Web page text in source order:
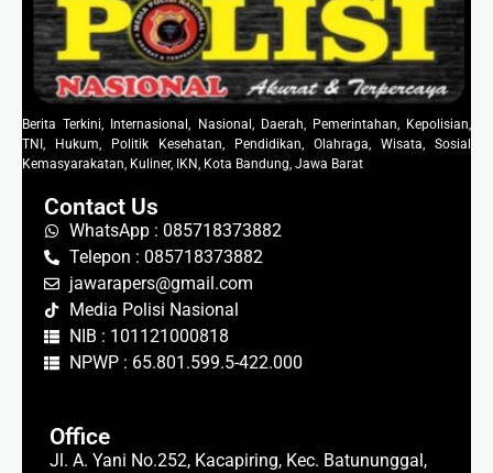
Berita Terkini, Internasional, Nasional, Daerah, Pemerintahan, Kepolisian,
TNI, Hukum, Politik Kesehatan, Pendidikan, Olahraga, Wisata, Sosial
Kemasyarakatan, Kuliner, IKN, Kota Bandung, Jawa Barat
Contact Us
WhatsApp : 085718373882
Telepon : 085718373882
jawarapers@gmail.com
Media Polisi Nasional
NIB : 101121000818
NPWP : 65.801.599.5-422.000
Office
Jl. A. Yani No.252, Kacapiring, Kec. Batununggal,